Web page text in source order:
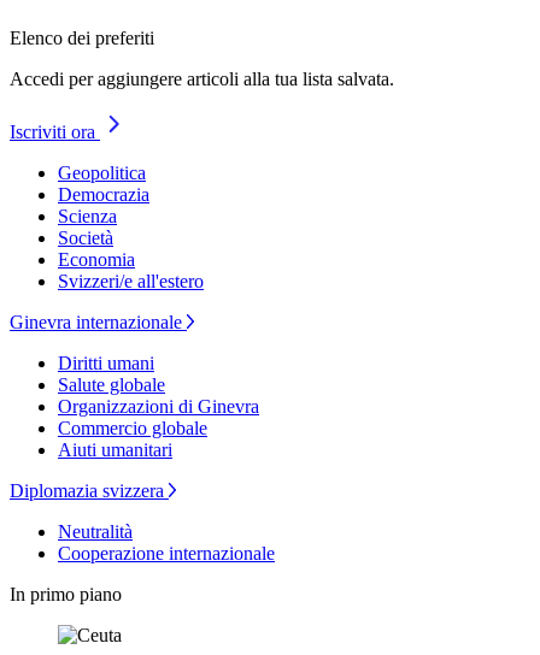
Elenco dei preferiti
Accedi per aggiungere articoli alla tua lista salvata.
Iscriviti ora
Geopolitica
Democrazia
Scienza
Società
Economia
Svizzeri/e all'estero
Ginevra internazionale
Diritti umani
Salute globale
Organizzazioni di Ginevra
Commercio globale
Aiuti umanitari
Diplomazia svizzera
Neutralità
Cooperazione internazionale
In primo piano